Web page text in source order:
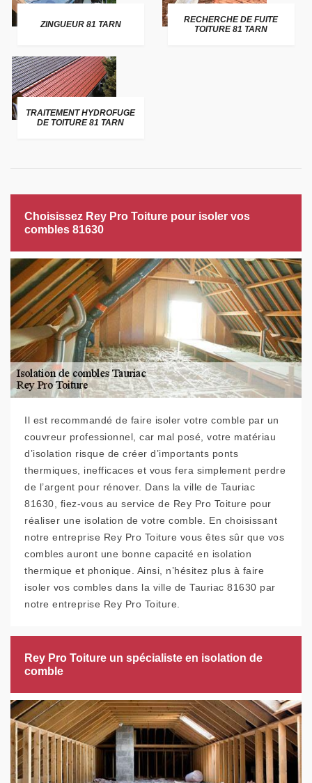
ZINGUEUR 81 TARN
RECHERCHE DE FUITE
TOITURE 81 TARN
TRAITEMENT HYDROFUGE
DE TOITURE 81 TARN
Choisissez Rey Pro Toiture pour isoler vos
combles 81630
Il est recommandé de faire isoler votre comble par un
couvreur professionnel, car mal posé, votre matériau
d’isolation risque de créer d’importants ponts
thermiques, inefficaces et vous fera simplement perdre
de l’argent pour rénover. Dans la ville de Tauriac
81630, fiez-vous au service de Rey Pro Toiture pour
réaliser une isolation de votre comble. En choisissant
notre entreprise Rey Pro Toiture vous êtes sûr que vos
combles auront une bonne capacité en isolation
thermique et phonique. Ainsi, n’hésitez plus à faire
isoler vos combles dans la ville de Tauriac 81630 par
notre entreprise Rey Pro Toiture.
Rey Pro Toiture un spécialiste en isolation de
comble